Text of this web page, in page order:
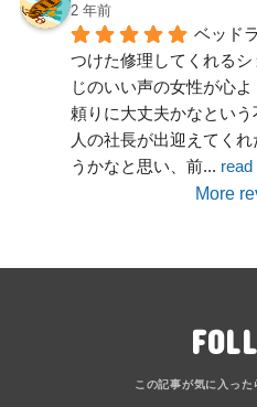
2 年前
ベッド
つけた修理してくれる
じのいい声の女性が心
頼りに大丈夫かなとい
人の社長が出迎えてく
うかなと思い、前...
More